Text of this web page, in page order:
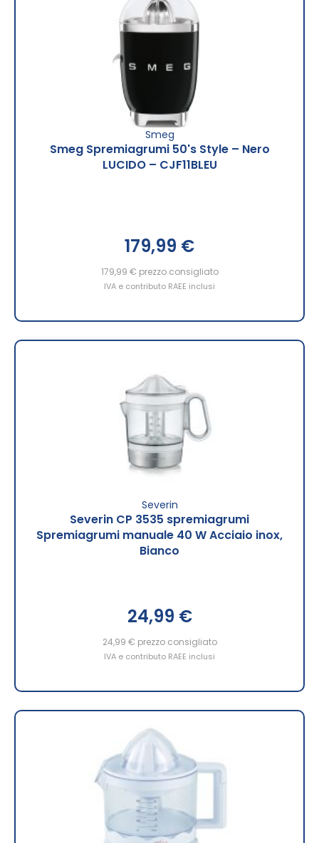
Smeg
Smeg Spremiagrumi 50's Style – Nero
LUCIDO – CJF11BLEU
179,99 €
179,99 € prezzo consigliato
IVA e contributo RAEE inclusi
Severin
Severin CP 3535 spremiagrumi
Spremiagrumi manuale 40 W Acciaio inox,
Bianco
24,99 €
24,99 € prezzo consigliato
IVA e contributo RAEE inclusi